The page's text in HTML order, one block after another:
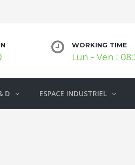
WORKING TIME
Lun - Ven :
D ESPACE INDUSTRIEL